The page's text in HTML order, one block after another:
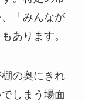
「みんなが
あります。
の奥にきれ
しまう場面